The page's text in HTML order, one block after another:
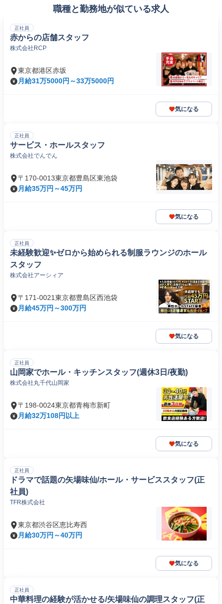
職種と勤務地が似ている求人
正社員
赤からの店舗スタッフ
株式会社RCP
東京都港区赤坂
月給31万5000円～33万5000円
気になる
正社員
サービス・ホールスタッフ
株式会社でんでん
〒170-0013東京都豊島区東池袋
月給35万円～45万円
気になる
正社員
未経験歓迎✨ゼロから始められる制服ラウンジのホール
スタッフ
株式会社アーシィア
〒171-0021東京都豊島区西池袋
月給45万円～300万円
気になる
正社員
山岡家でホール・キッチンスタッフ(週休3日/夜勤)
株式会社丸千代山岡家
〒198-0024東京都青梅市新町
月給32万108円以上
気になる
正社員
ドラマで話題の矢場味仙/ホール・サービススタッフ(正
社員)
TFR株式会社
東京都渋谷区恵比寿西
月給30万円～40万円
気になる
正社員
中華料理の経験が活かせる/矢場味仙の調理スタッフ(正